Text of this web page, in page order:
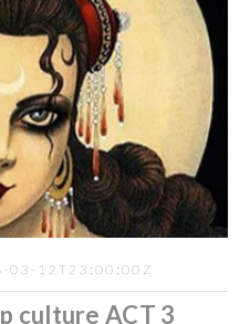
03-12T23:00:00Z
culture ACT 3